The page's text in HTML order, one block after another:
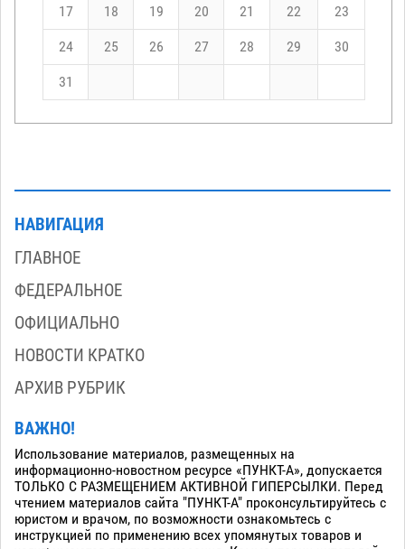
17 18 19 20 21 22 23
24 25 26 27 28 29 30
31
НАВИГАЦИЯ
ГЛАВНОЕ
ФЕДЕРАЛЬНОЕ
ОФИЦИАЛЬНО
НОВОСТИ КРАТКО
АРХИВ РУБРИК
ВАЖНО!
Использование материалов, размещенных на
информационно-новостном ресурсе «ПУНКТ-А», допускается
ТОЛЬКО С РАЗМЕЩЕНИЕМ АКТИВНОЙ ГИПЕРСЫЛКИ. Перед
чтением материалов сайта "ПУНКТ-А" проконсультируйтесь с
юристом и врачом, по возможности ознакомьтесь с
инструкцией по применению всех упомянутых товаров и